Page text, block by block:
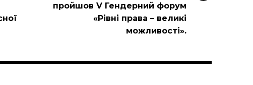
пройшов V Гендерний форум
«Рівні права – великі
можливості».